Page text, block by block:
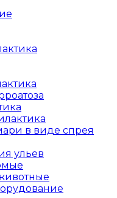
в виде спрея
ульев